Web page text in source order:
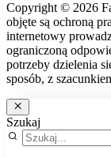
Copyright © 2026
objęte są ochroną
internetowy
ograniczoną
potrzeby dzielenia
sposób, z
Szukaj